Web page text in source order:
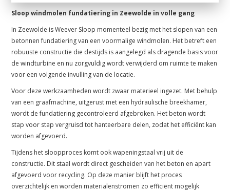
Sloop windmolen fundatiering in Zeewolde in volle gang
In Zeewolde is Weever Sloop momenteel bezig met het slopen van een
betonnen fundatiering van een voormalige windmolen. Het betreft een
robuuste constructie die destijds is aangelegd als dragende basis voor
de windturbine en nu zorgvuldig wordt verwijderd om ruimte te maken
voor een volgende invulling van de locatie.
Voor deze werkzaamheden wordt zwaar materieel ingezet. Met behulp
van een graafmachine, uitgerust met een hydraulische breekhamer,
wordt de fundatiering gecontroleerd afgebroken. Het beton wordt
stap voor stap vergruisd tot hanteerbare delen, zodat het efficiënt kan
worden afgevoerd.
Tijdens het sloopproces komt ook wapeningstaal vrij uit de
constructie. Dit staal wordt direct gescheiden van het beton en apart
afgevoerd voor recycling. Op deze manier blijft het proces
overzichtelijk en worden materialenstromen zo efficiënt mogelijk